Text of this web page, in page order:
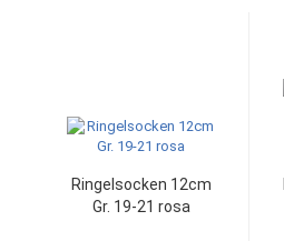
Ringelsocken 12cm
Gr. 19-21 rosa